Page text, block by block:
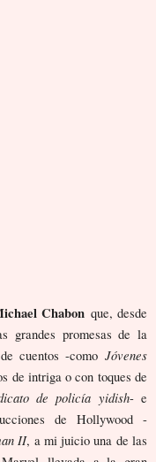
Chabon que, desde
grandes promesas de la
cuentos -como Jóvenes
de intriga o con toques de
de policía yidish- e
de Hollywood -
II, a mi juicio una de las